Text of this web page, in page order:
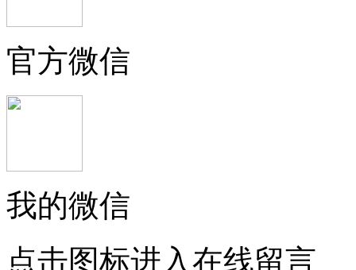
官方微信
我的微信
点击图标进入在线留言